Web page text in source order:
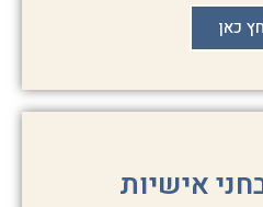
כאן
אישיות